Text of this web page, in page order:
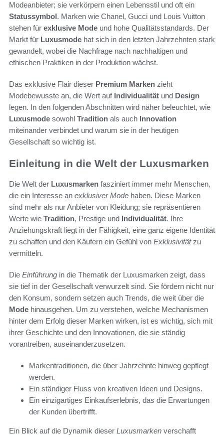
Modeanbieter; sie verkörpern einen Lebensstil und oft ein
Statussymbol. Marken wie Chanel, Gucci und Louis Vuitton
stehen für exklusive Mode und hohe Qualitätsstandards. Der
Markt für Luxusmode hat sich in den letzten Jahrzehnten stark
gewandelt, wobei die Nachfrage nach nachhaltigen und
ethischen Praktiken in der Produktion wächst.
Das exklusive Flair dieser Premium Marken zieht
Modebewusste an, die Wert auf Individualität und Design
legen. In den folgenden Abschnitten wird näher beleuchtet, wie
Luxusmode sowohl Tradition als auch Innovation
miteinander verbindet und warum sie in der heutigen
Gesellschaft so wichtig ist.
Einleitung in die Welt der Luxusmarken
Die Welt der Luxusmarken fasziniert immer mehr Menschen,
die ein Interesse an exklusiver Mode haben. Diese Marken
sind mehr als nur Anbieter von Kleidung; sie repräsentieren
Werte wie Tradition, Prestige und Individualität. Ihre
Anziehungskraft liegt in der Fähigkeit, eine ganz eigene Identität
zu schaffen und den Käufern ein Gefühl von Exklusivitätzu
vermitteln.
Die Einführung in die Thematik der Luxusmarken zeigt, dass
sie tief in der Gesellschaft verwurzelt sind. Sie fördern nicht nur
den Konsum, sondern setzen auch Trends, die weit über die
Mode hinausgehen. Um zu verstehen, welche Mechanismen
hinter dem Erfolg dieser Marken wirken, ist es wichtig, sich mit
ihrer Geschichte und den Innovationen, die sie ständig
vorantreiben, auseinanderzusetzen.
Markentraditionen, die über Jahrzehnte hinweg gepflegt
werden.
Ein ständiger Fluss von kreativen Ideen und Designs.
Ein einzigartiges Einkaufserlebnis, das die Erwartungen
der Kunden übertrifft.
Ein Blick auf die Dynamik dieser Luxusmarken verschafft